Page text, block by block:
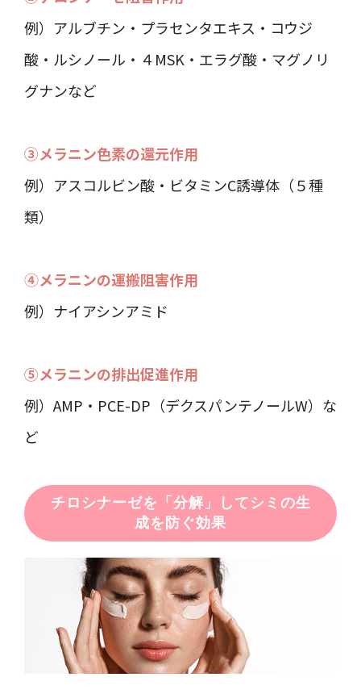
例）アルブチン・プラセンタエキス・コウジ
酸・ルシノール・４MSK・エラグ酸・マグノリ
グナンなど
③メラニン色素の還元作用
例）アスコルビン酸・ビタミンC誘導体（５種
類）
④メラニンの運搬阻害作用
例）ナイアシンアミド
⑤メラニンの排出促進作用
例）AMP・PCE-DP（デクスパンテノールW）な
ど
チロシナーゼを「分解」してシミの生
成を防ぐ効果